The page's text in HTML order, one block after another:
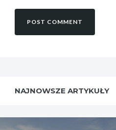
NAJNOWSZE ARTYKUŁY